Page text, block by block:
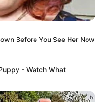
Before You See Her Now
- Watch What